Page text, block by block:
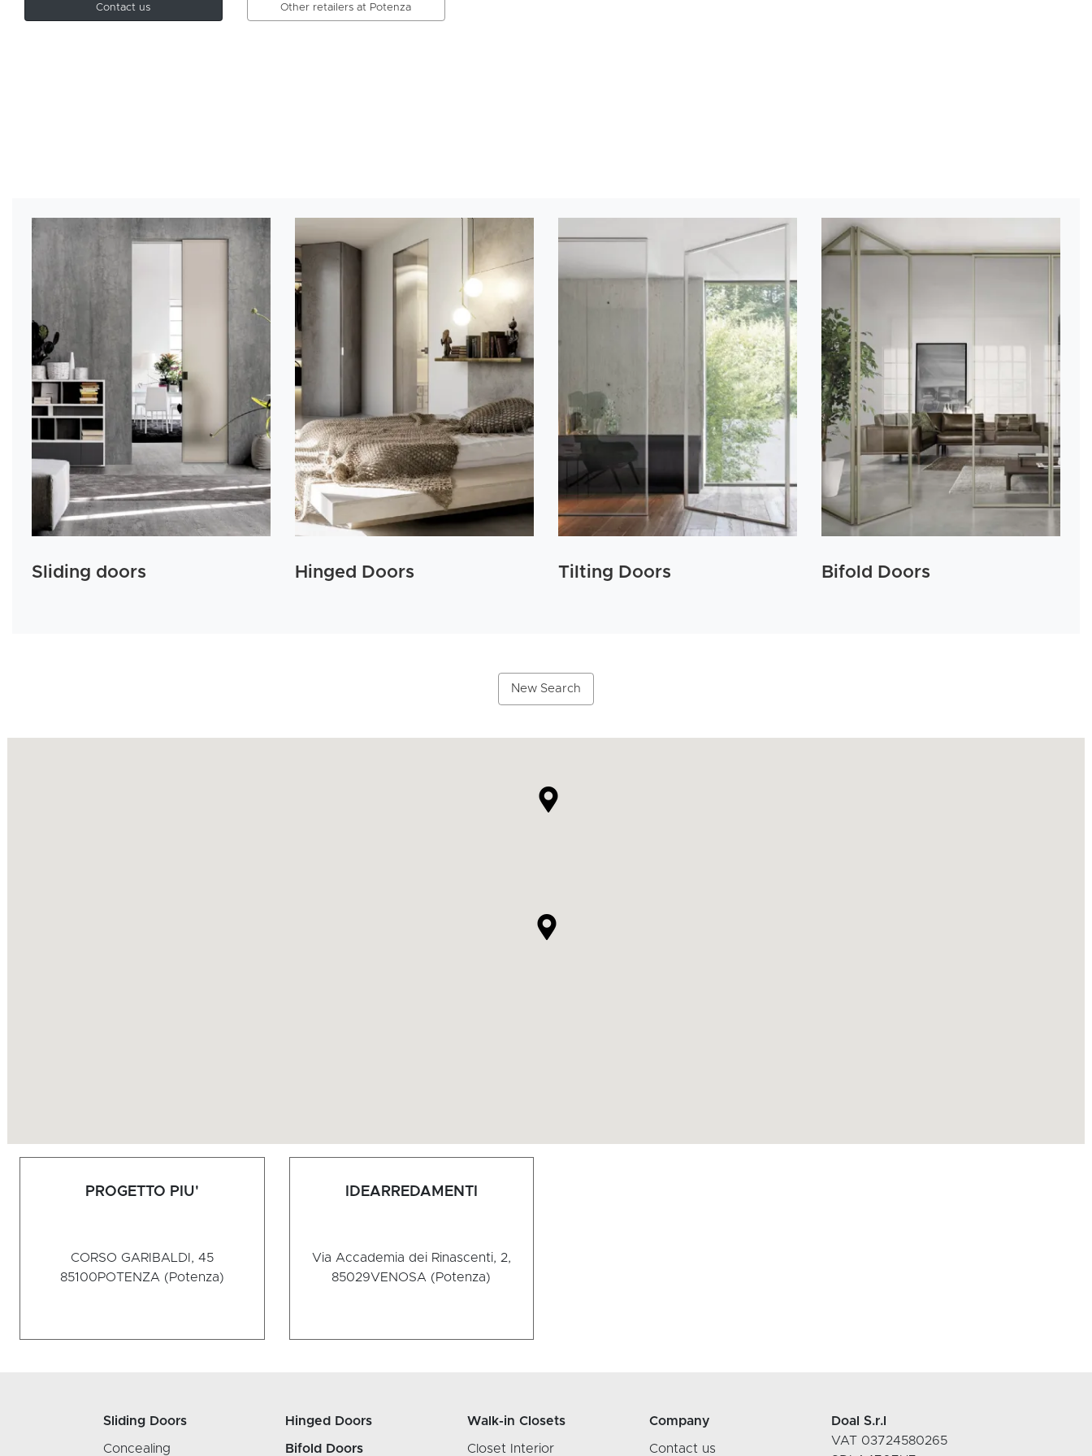
Contact us Other retailers at Potenza
Sliding doors Hinged Doors Tilting Doors Bifold Doors
New Search
PROGETTO PIU'
CORSO GARIBALDI, 45
85100POTENZA (Potenza)
IDEARREDAMENTI
Via Accademia dei Rinascenti, 2,
85029VENOSA (Potenza)
Sliding Doors
Concealing
Hinged Doors
Bifold Doors
Walk-in Closets
Closet Interior
Company
Contact us
Doal S.r.l
VAT 03724580265